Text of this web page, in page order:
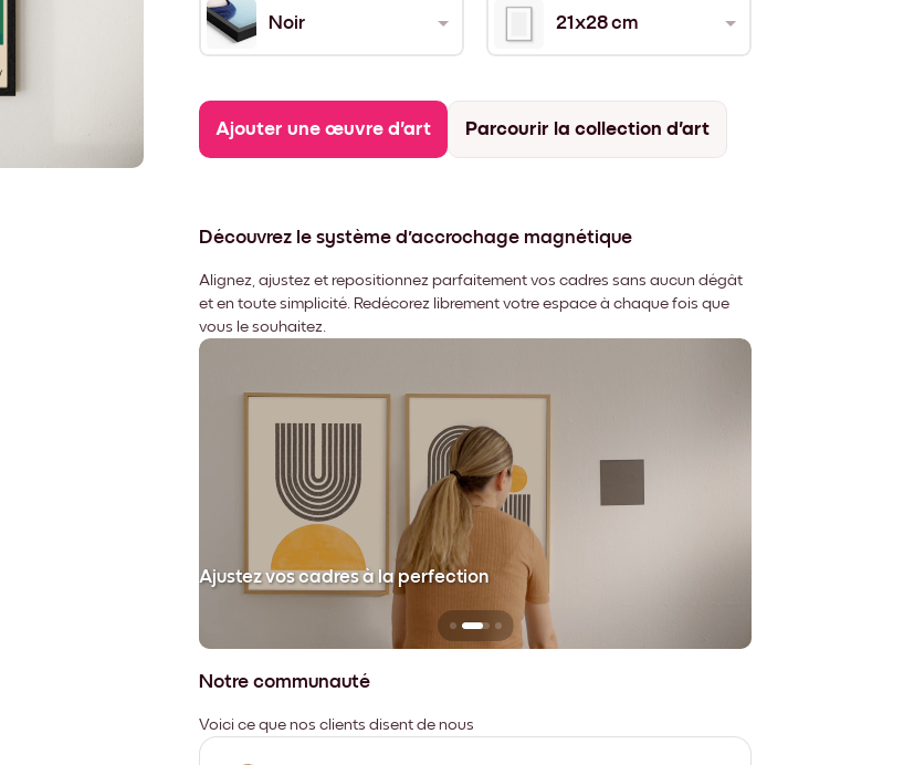
Noir 21x28 cm
Ajouter une œuvre d'art Parcourir la collection d'art
Découvrez le système d'accrochage magnétique
Alignez, ajustez et repositionnez parfaitement vos cadres sans aucun dégât
et en toute simplicité. Redécorez librement votre espace à chaque fois que
vous le souhaitez.
Ajustez vos cadres à la perfection
Notre communauté
Voici ce que nos clients disent de nous